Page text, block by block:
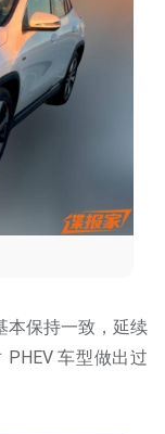
本保持一致，延续
车型做出过